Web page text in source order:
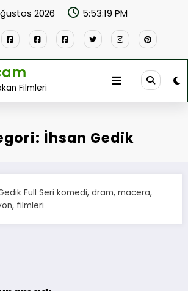
2026 5:53:19 PM
Filmleri
İhsan Gedik
Full Seri komedi, dram, macera,
filmleri